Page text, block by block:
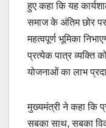
हुए कहा कि यह
समाज के अंतिम छोर
महत्वपूर्ण भूमिका
प्रत्येक पात्र व्यक्ति
योजनाओं का लाभ
मुख्यमंत्री ने कहा कि
सबका साथ, सबका